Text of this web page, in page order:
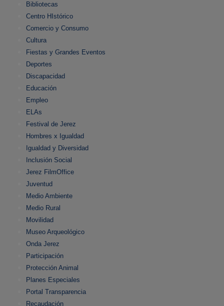
Bibliotecas
Centro HIstórico
Comercio y Consumo
Cultura
Fiestas y Grandes Eventos
Deportes
Discapacidad
Educación
Empleo
ELAs
Festival de Jerez
Hombres x Igualdad
Igualdad y Diversidad
Inclusión Social
Jerez FilmOffice
Juventud
Medio Ambiente
Medio Rural
Movilidad
Museo Arqueológico
Onda Jerez
Participación
Protección Animal
Planes Especiales
Portal Transparencia
Recaudación